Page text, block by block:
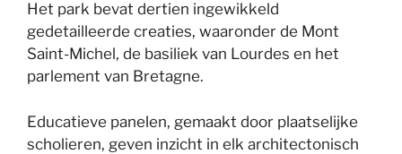
Het park bevat dertien ingewikkeld
gedetailleerde creaties, waaronder de Mont
Saint-Michel, de basiliek van Lourdes en het
parlement van Bretagne.
Educatieve panelen, gemaakt door plaatselijke
scholieren, geven inzicht in elk architectonisch